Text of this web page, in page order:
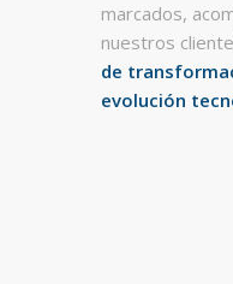
marcados,
nuestros
de
evolución